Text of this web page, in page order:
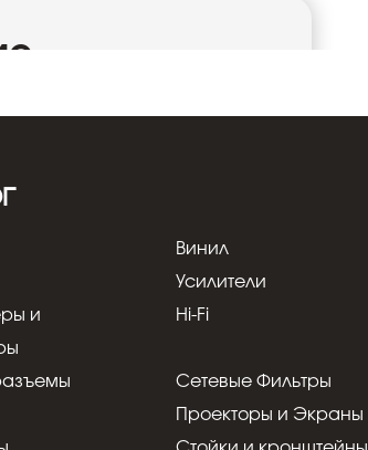
что необычно для
изображение,
например, Apple TV. Вы
Amazon Alexa. Loewe OS
домашний экран, на
Винил
Усилители
и
Hi-Fi
Сетевые Фильтры
Проекторы и Экраны